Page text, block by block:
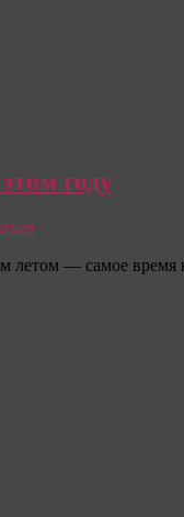
году
летом — самое время